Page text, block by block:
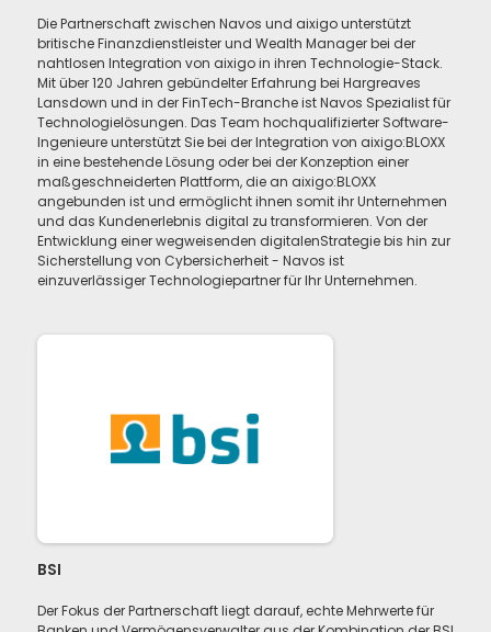
Die Partnerschaft zwischen Navos und aixigo unterstützt
britische Finanzdienstleister und Wealth Manager bei der
nahtlosen Integration von aixigo in ihren Technologie-Stack.
Mit über 120 Jahren gebündelter Erfahrung bei Hargreaves
Lansdown und in der FinTech-Branche ist Navos Spezialist für
Technologielösungen. Das Team hochqualifizierter Software-
Ingenieure unterstützt Sie bei der Integration von aixigo:BLOXX
in eine bestehende Lösung oder bei der Konzeption einer
maßgeschneiderten Plattform, die an aixigo:BLOXX
angebunden ist und ermöglicht ihnen somit ihr Unternehmen
und das Kundenerlebnis digital zu transformieren. Von der
Entwicklung einer wegweisenden digitalenStrategie bis hin zur
Sicherstellung von Cybersicherheit - Navos ist
einzuverlässiger Technologiepartner für Ihr Unternehmen.
BSI
Der Fokus der Partnerschaft liegt darauf, echte Mehrwerte für